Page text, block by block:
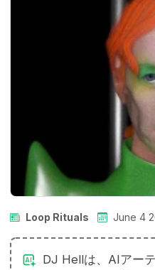
Loop Rituals June 4
DJ Hellは、AIアー